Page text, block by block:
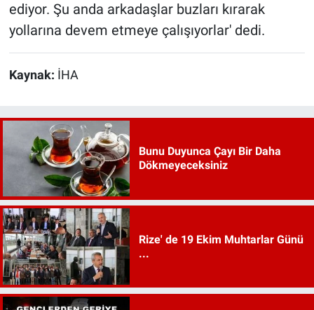
ediyor. Şu anda arkadaşlar buzları kırarak
yollarına devem etmeye çalışıyorlar' dedi.
Kaynak: İHA
Bunu Duyunca Çayı Bir Daha
Dökmeyeceksiniz
Rize' de 19 Ekim Muhtarlar Günü
...